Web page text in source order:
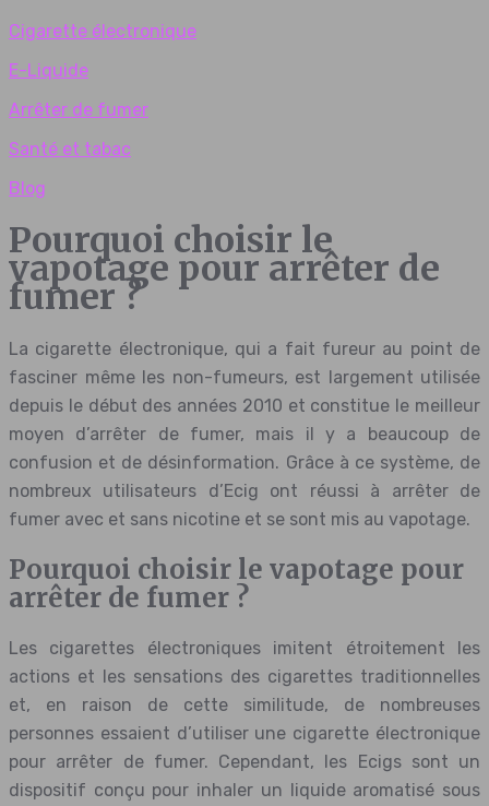
Cigarette électronique
E-Liquide
Arrêter de fumer
Santé et tabac
Blog
Pourquoi choisir le
vapotage pour arrêter de
fumer ?
La cigarette électronique, qui a fait fureur au point de
fasciner même les non-fumeurs, est largement utilisée
depuis le début des années 2010 et constitue le meilleur
moyen d’arrêter de fumer, mais il y a beaucoup de
confusion et de désinformation. Grâce à ce système, de
nombreux utilisateurs d’Ecig ont réussi à arrêter de
fumer avec et sans nicotine et se sont mis au vapotage.
Pourquoi choisir le vapotage pour
arrêter de fumer ?
Les cigarettes électroniques imitent étroitement les
actions et les sensations des cigarettes traditionnelles
et, en raison de cette similitude, de nombreuses
personnes essaient d’utiliser une cigarette électronique
pour arrêter de fumer. Cependant, les Ecigs sont un
dispositif conçu pour inhaler un liquide aromatisé sous